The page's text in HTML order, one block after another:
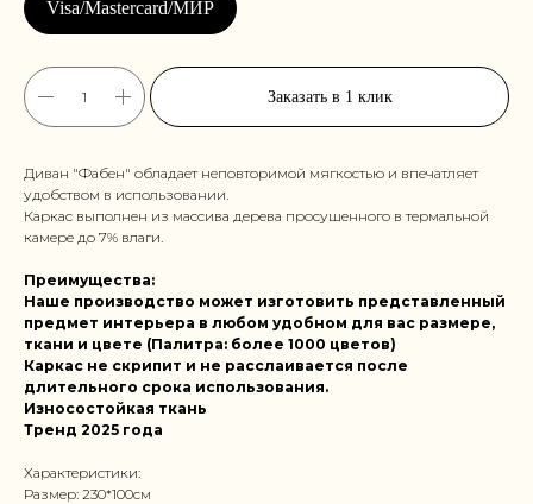
Заказать в 1 клик
Диван "Фабен" обладает неповторимой мягкостью и впечатляет
удобством в использовании.
Каркас выполнен из массива дерева просушенного в термальной
камере до 7% влаги.
Преимущества:
Наше производство может изготовить представленный
предмет интерьера в любом удобном для вас размере,
ткани и цвете (Палитра: более 1000 цветов)
Каркас не скрипит и не расслаивается после
длительного срока использования.
Износостойкая ткань
Тренд 2025 года
Характеристики:
Размер: 230*100см